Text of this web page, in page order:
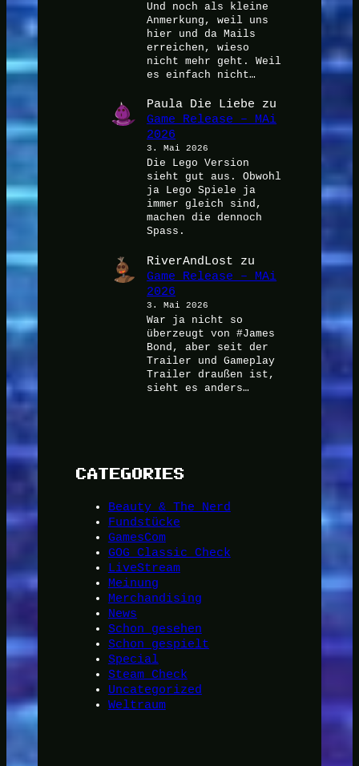
Und noch als kleine
Anmerkung, weil uns
hier und da Mails
erreichen, wieso
nicht mehr geht. Weil
es einfach nicht…
Paula Die Liebe zu
Game Release – MAi
2026
3. Mai 2026
Die Lego Version
sieht gut aus. Obwohl
ja Lego Spiele ja
immer gleich sind,
machen die dennoch
Spass.
RiverAndLost zu
Game Release – MAi
2026
3. Mai 2026
War ja nicht so
überzeugt von #James
Bond, aber seit der
Trailer und Gameplay
Trailer draußen ist,
sieht es anders…
CATEGORIES
Beauty & The Nerd
Fundstücke
GamesCom
GOG Classic Check
LiveStream
Meinung
Merchandising
News
Schon gesehen
Schon gespielt
Special
Steam Check
Uncategorized
Weltraum